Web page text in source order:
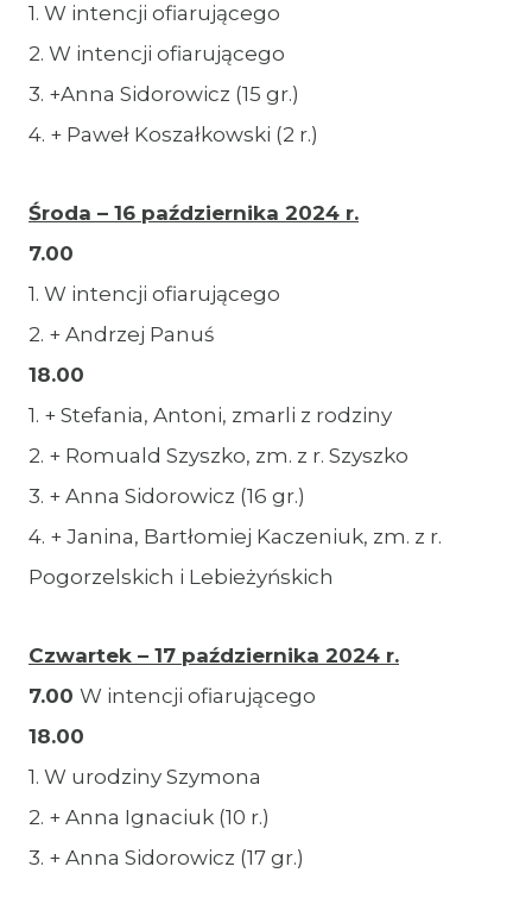
1. W intencji ofiarującego
2. W intencji ofiarującego
3. +Anna Sidorowicz (15 gr.)
4. + Paweł Koszałkowski (2 r.)
Środa – 16 października 2024 r.
7.00
1. W intencji ofiarującego
2. + Andrzej Panuś
18.00
1. + Stefania, Antoni, zmarli z rodziny
2. + Romuald Szyszko, zm. z r. Szyszko
3. + Anna Sidorowicz (16 gr.)
4. + Janina, Bartłomiej Kaczeniuk, zm. z r.
Pogorzelskich i Lebieżyńskich
Czwartek – 17 października 2024 r.
7.00 W intencji ofiarującego
18.00
1. W urodziny Szymona
2. + Anna Ignaciuk (10 r.)
3. + Anna Sidorowicz (17 gr.)